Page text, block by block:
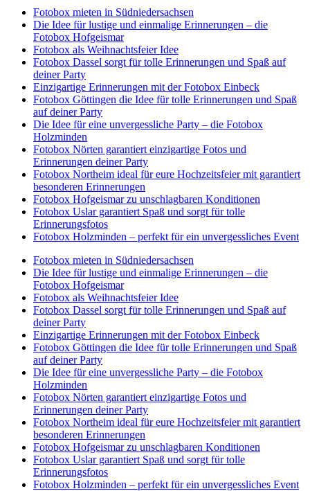
Fotobox mieten in Südniedersachsen
Die Idee für lustige und einmalige Erinnerungen – die
Fotobox Hofgeismar
Fotobox als Weihnachtsfeier Idee
Fotobox Dassel sorgt für tolle Erinnerungen und Spaß auf
deiner Party
Einzigartige Erinnerungen mit der Fotobox Einbeck
Fotobox Göttingen die Idee für tolle Erinnerungen und Spaß
auf deiner Party
Die Idee für eine unvergessliche Party – die Fotobox
Holzminden
Fotobox Nörten garantiert einzigartige Fotos und
Erinnerungen deiner Party
Fotobox Northeim ideal für eure Hochzeitsfeier mit garantiert
besonderen Erinnerungen
Fotobox Hofgeismar zu unschlagbaren Konditionen
Fotobox Uslar garantiert Spaß und sorgt für tolle
Erinnerungsfotos
Fotobox Holzminden – perfekt für ein unvergessliches Event
Fotobox mieten in Südniedersachsen
Die Idee für lustige und einmalige Erinnerungen – die
Fotobox Hofgeismar
Fotobox als Weihnachtsfeier Idee
Fotobox Dassel sorgt für tolle Erinnerungen und Spaß auf
deiner Party
Einzigartige Erinnerungen mit der Fotobox Einbeck
Fotobox Göttingen die Idee für tolle Erinnerungen und Spaß
auf deiner Party
Die Idee für eine unvergessliche Party – die Fotobox
Holzminden
Fotobox Nörten garantiert einzigartige Fotos und
Erinnerungen deiner Party
Fotobox Northeim ideal für eure Hochzeitsfeier mit garantiert
besonderen Erinnerungen
Fotobox Hofgeismar zu unschlagbaren Konditionen
Fotobox Uslar garantiert Spaß und sorgt für tolle
Erinnerungsfotos
Fotobox Holzminden – perfekt für ein unvergessliches Event